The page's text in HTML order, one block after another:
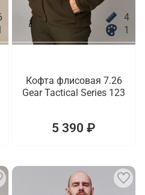
4
1
Кофта флисовая 7.26
Gear Tactical Series 123
5 390 ₽